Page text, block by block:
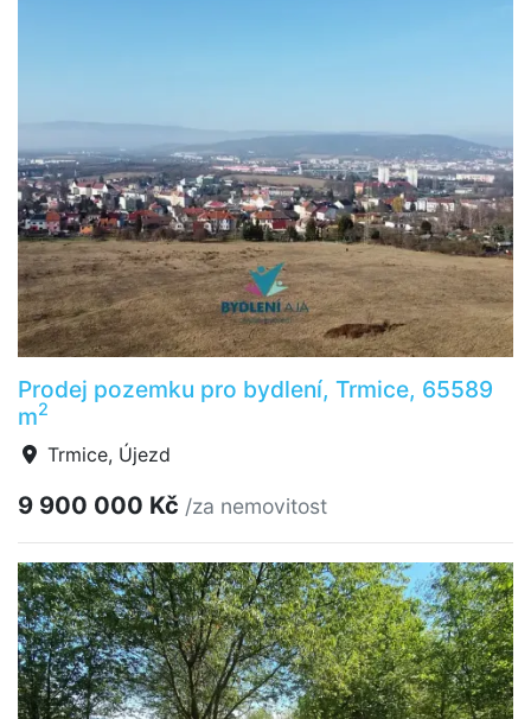
Prodej pozemku pro bydlení, Trmice, 65589
m2
Trmice, Újezd
9 900 000 Kč /za nemovitost